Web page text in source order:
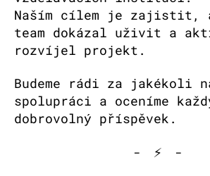
Naším cílem je zajistit,
team dokázal uživit a
rozvíjel projekt.
Budeme rádi za jakékoli
spolupráci a oceníme
dobrovolný příspěvek.
- ⚡️ -